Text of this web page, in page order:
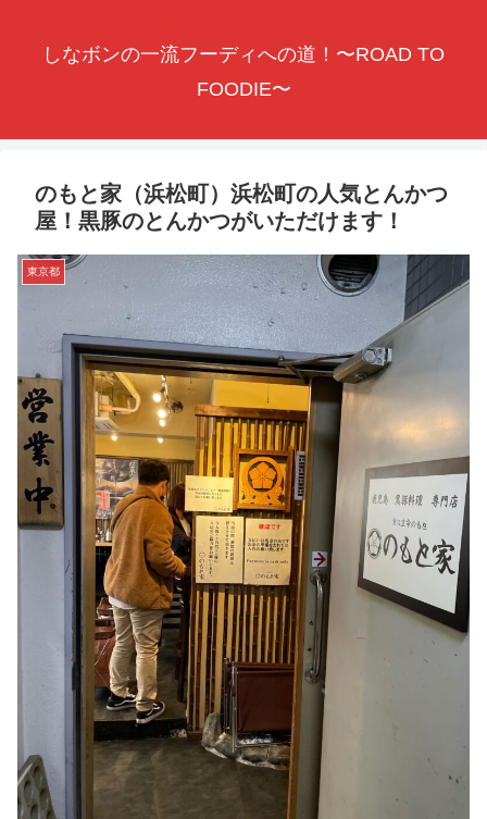
しなボンの一流フーディへの道！〜ROAD TO
FOODIE〜
のもと家（浜松町）浜松町の人気とんかつ
屋！黒豚のとんかつがいただけます！
東京都